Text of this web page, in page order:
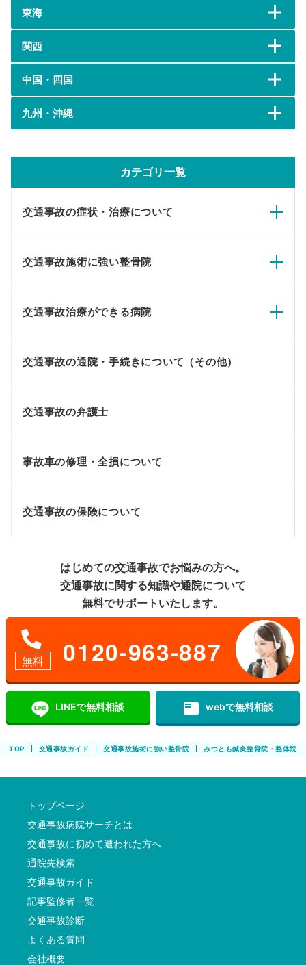
東海
関西
中国・四国
九州・沖縄
カテゴリ一覧
交通事故の症状・治療について
交通事故施術に強い整骨院
交通事故治療ができる病院
交通事故の通院・手続きについて（その他）
交通事故の弁護士
事故車の修理・全損について
交通事故の保険について
はじめての交通事故でお悩みの方へ。
交通事故に関する知識や通院について
無料でサポートいたします。
無料 0120-963-887
LINEで無料相談 featured_play_list webで無料相談
TOP 交通事故ガイド 交通事故施術に強い整骨院 みつとも鍼灸整骨院・整体院
トップページ
交通事故病院サーチとは
交通事故に初めて遭われた方へ
通院先検索
交通事故ガイド
記事監修者一覧
交通事故診断
よくある質問
会社概要